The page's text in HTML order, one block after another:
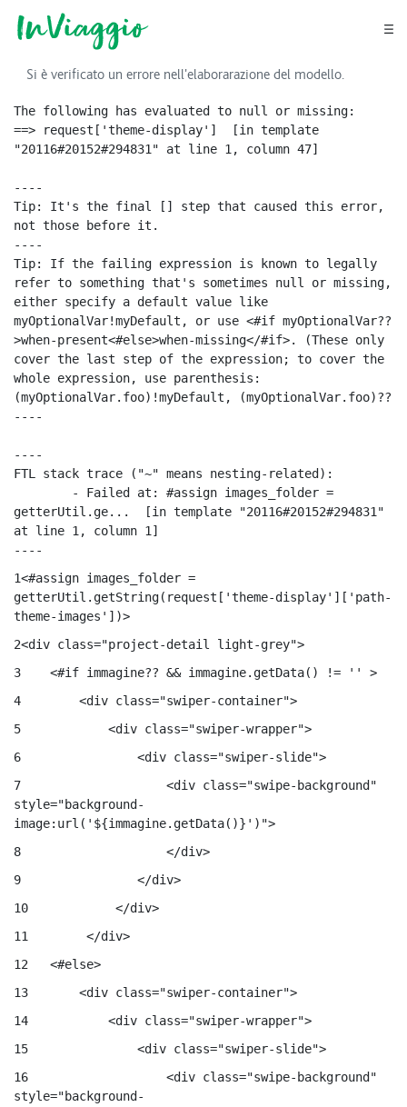
Vai al contenuto principale
Vai al menu di navigazione
Vai al footer
Si è verificato un errore nell'elaborarazione del modello.
The following has evaluated to null or missing:
==> request['theme-display']  [in template
"20116#20152#294831" at line 1, column 47]
----
Tip: It's the final [] step that caused this error,
not those before it.
----
Tip: If the failing expression is known to legally
refer to something that's sometimes null or missing,
either specify a default value like
myOptionalVar!myDefault, or use <#if myOptionalVar??
>when-present<#else>when-missing</#if>. (These only
cover the last step of the expression; to cover the
whole expression, use parenthesis:
(myOptionalVar.foo)!myDefault, (myOptionalVar.foo)??
----
----
FTL stack trace ("~" means nesting-related):
getterUtil.ge...  [in template "20116#20152#294831"
at line 1, column 1]
----
1<#assign images_folder =
getterUtil.getString(request['theme-display']['path-
theme-images'])>
2<div class="project-detail light-grey">
3
    <#if immagine?? && immagine.getData() != '' >
4
        <div class="swiper-container">
5
            <div class="swiper-wrapper">
6
                <div class="swiper-slide">
7
                    <div class="swipe-background"
style="background-
image:url('${immagine.getData()}')">
8
                    </div>
9
                </div>
10
            </div>
11
        </div>
12
   <#else>
13
       <div class="swiper-container">
14
           <div class="swiper-wrapper">
15
               <div class="swiper-slide">
16
                   <div class="swipe-background"
style="background-